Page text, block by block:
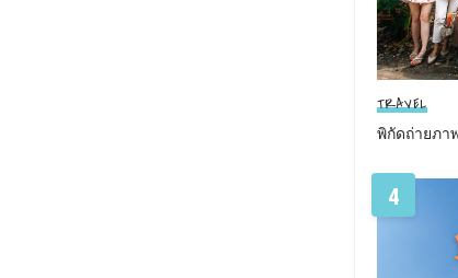
TRAVEL
พิกัดถ่ายภา
4